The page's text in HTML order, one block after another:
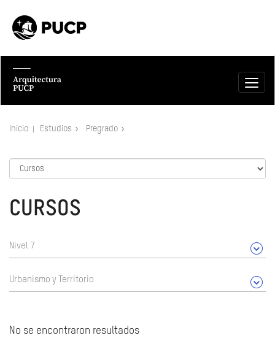
Inicio Estudios Pregrado
CURSOS
Nivel 7
Urbanismo y Territorio
No se encontraron resultados